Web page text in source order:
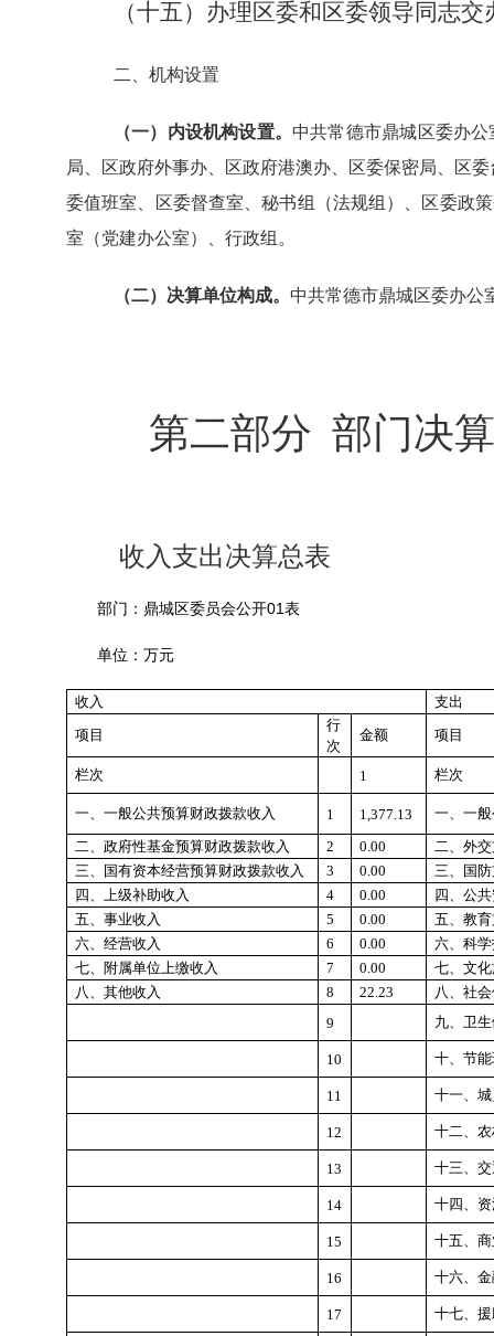
（十五）办理区委和区委领导同志
二、机构设置
（一）内设机构设置。 中共常德市鼎城区委办
局、区政府外事办、区政府港澳办、区委保密局、区
委值班室、区委督查室、秘书组（法规组）、区委政
室（党建办公室）、行政组。
（二）决算单位构成。 中共常德市鼎城区委办公
第二部分 部门决
收入支出决算总表
部门：鼎城区委员会公开01 表
单位：万元
收入
支出
项目
行
次
金额 项目
栏次 1 栏次
一、一般公共预算财政拨款收入 1 1,377.13
一、一
二、政府性基金预算财政拨款收入
2 0.00
二、外
三、国有资本经营预算财政拨款收入
3 0.00
三、国
四、上级补助收入
4 0.00
四、公
五、事业收入
5 0.00
五、教
六、经营收入
6 0.00
六、科
七、附属单位上缴收入
7 0.00
七、文
八、其他收入
8 22.23
八、社
9
九、卫
10 十、节
11 十一、
12 十二、
13 十三、
14 十四、
15 十五、
16 十六、
17 十七、